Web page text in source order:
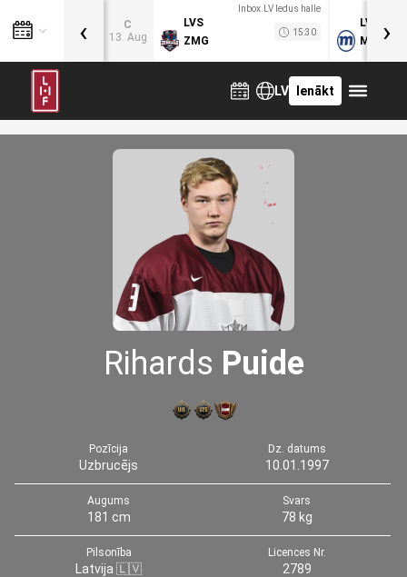
C
13. Aug
Inbox.LV ledus halle
LVS
ZMG
15:30
LVB
MOG
‹ ›
LV Ienākt
Rihards Puide
Pozīcija
Uzbrucējs
Dz. datums
10.01.1997
Augums
181 cm
Svars
78 kg
Pilsonība
Latvija 🇱🇻
Licences Nr.
2789